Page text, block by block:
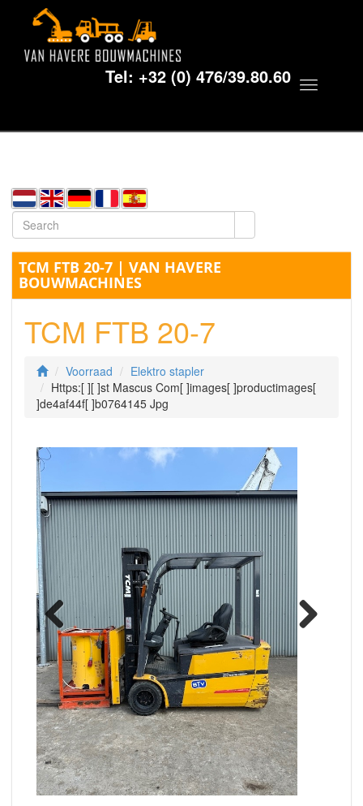
Tel: +32 (0) 476/39.80.60
Toggle
TCM FTB 20-7 | VAN HAVERE
BOUWMACHINES
TCM FTB 20-7
Voorraad
Elektro stapler
Https:[ ][ ]st Mascus Com[ ]images[ ]productimages[
]de4af44f[ ]b0764145 Jpg
Previous